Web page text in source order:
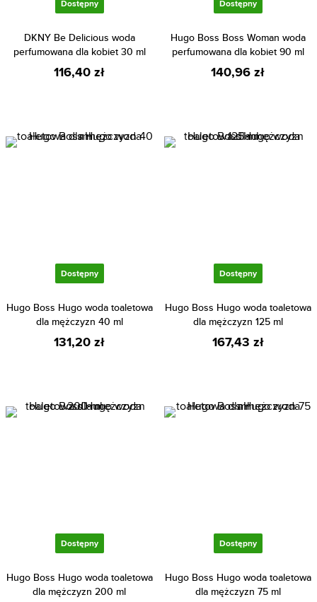
Dostępny
DKNY Be Delicious woda
perfumowana dla kobiet 30 ml
116,40 zł
Dostępny
Hugo Boss Boss Woman woda
perfumowana dla kobiet 90 ml
140,96 zł
Dostępny
Hugo Boss Hugo woda toaletowa
dla mężczyzn 40 ml
131,20 zł
Dostępny
Hugo Boss Hugo woda toaletowa
dla mężczyzn 125 ml
167,43 zł
Dostępny
Hugo Boss Hugo woda toaletowa
dla mężczyzn 200 ml
Dostępny
Hugo Boss Hugo woda toaletowa
dla mężczyzn 75 ml